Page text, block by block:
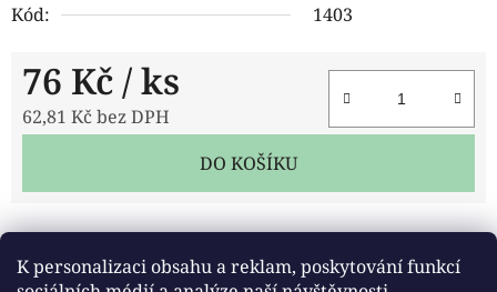
K personalizaci obsahu a reklam, poskytování funkcí
Kód:
1403
76 Kč / ks
62,81 Kč bez DPH
DO KOŠÍKU